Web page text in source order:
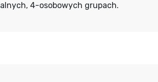
4-osobowych grupach.